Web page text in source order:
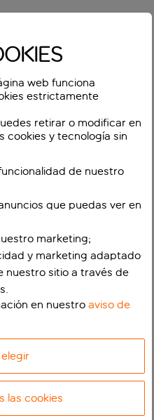
web funciona
estrictamente
retirar o modificar en
cookies y tecnología sin
de nuestro
que puedas ver en
marketing;
y marketing adaptado
nuestro sitio a través de
en nuestroaviso de
las cookies